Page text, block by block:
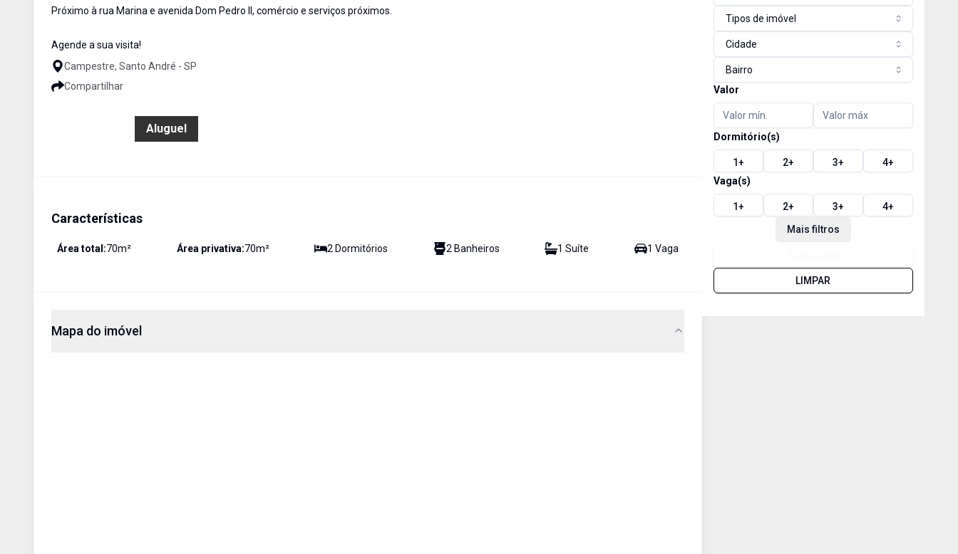
Próximo à rua Marina e avenida Dom Pedro II, comércio e serviços próximos.
Agende a sua visita!
Campestre, Santo André - SP
Compartilhar
Aluguel
Características
Área total:70m² Área privativa:70m² 2 Dormitórios 2 Banheiros 1 Suíte 1 Vaga
Mapa do imóvel
Tipos de imóvel
Cidade
Bairro
Valor
Dormitório(s)
1+ 2+ 3+ 4+
Vaga(s)
1+ 2+ 3+ 4+
Mais filtros
LIMPAR